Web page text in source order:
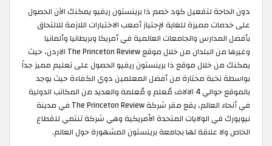
دون الحاجة لتفعيل كود خصم ذا برينستون ريفيو يمكنك الآن الحصول
على خدمات مميزة للغاية لإجتياز أصعب الاختبارات اللازمة للالتحاق
بأفضل المدارس والجامعات العالمية في أمريكا وبريطانيا وألمانيا
وغيرها من البلدان من خلال موقع The Princeton Review الاردن، حيث
يمكنك من خلال موقع ذا برينستون ريفيو الحصول على تعليم مميز جداً
بواسطة نخبة مختارة من أفضل المعلمين ذوي الكفاءة حيث يوجد
بالموقع حوالي 4 الالاف مُعلم و مُعلمة والعديد من المكاتب الدولية
في أنحاء العالم، يقع مقر شركة The Princeton Review في مدينة
نيويورك في الولايات المتحدة الأمريكية وهي شركة تنتمي للقطاع
الخاص ولا علاقة لها بجامعة برينستون المشهورة حول العالم.